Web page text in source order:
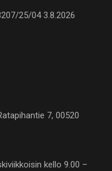
25/04 3.8.2026
7, 00520
kello 9.00 –